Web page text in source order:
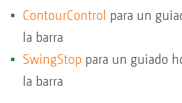
ContourControl para un
la barra
SwingStop para un guiado
la barra